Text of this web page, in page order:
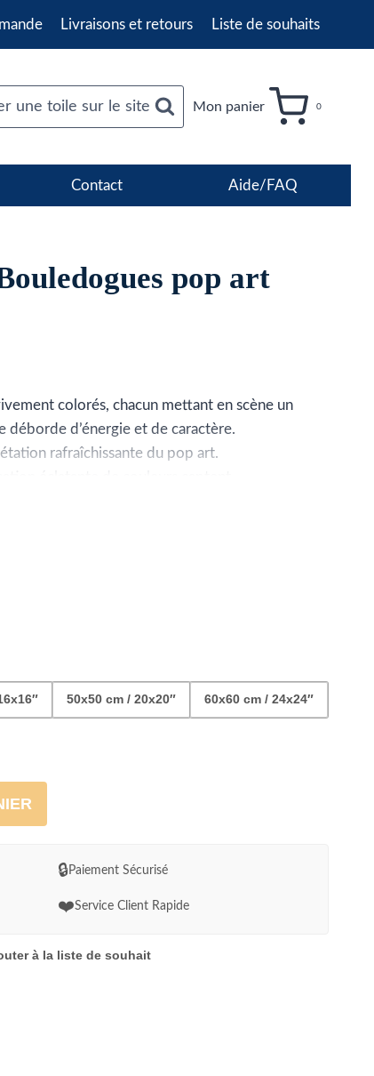
Livraisons et retours Liste de souhaits
une toile sur le site Mon panier 0
Contact Aide/FAQ
pop art
colorés, chacun mettant en scène un
déborde d’énergie et de caractère.
rafraîchissante du pop art.
50x50 cm / 20x20″ 60x60 cm / 24x24″
🔒Paiement Sécurisé
❤️Service Client Rapide
à la liste de souhait